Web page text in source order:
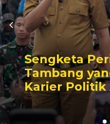
Sengketa
Tambang
Karier Politik